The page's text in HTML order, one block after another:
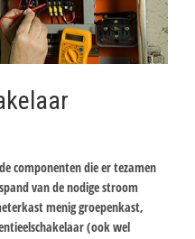
componenten die er tezamen
van de nodige stroom
menig groepenkast,
(ook wel